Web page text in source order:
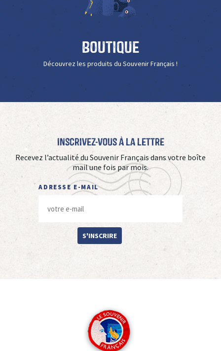
Boutique
Découvrez les produits du Souvenir Français !
Inscrivez-vous à La Lettre
Recevez l’actualité du Souvenir Français dans votre boîte
mail une fois par mois.
ADRESSE E-MAIL
S'INSCRIRE